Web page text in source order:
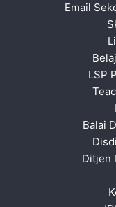
Email
LSP
Balai
Ditjen